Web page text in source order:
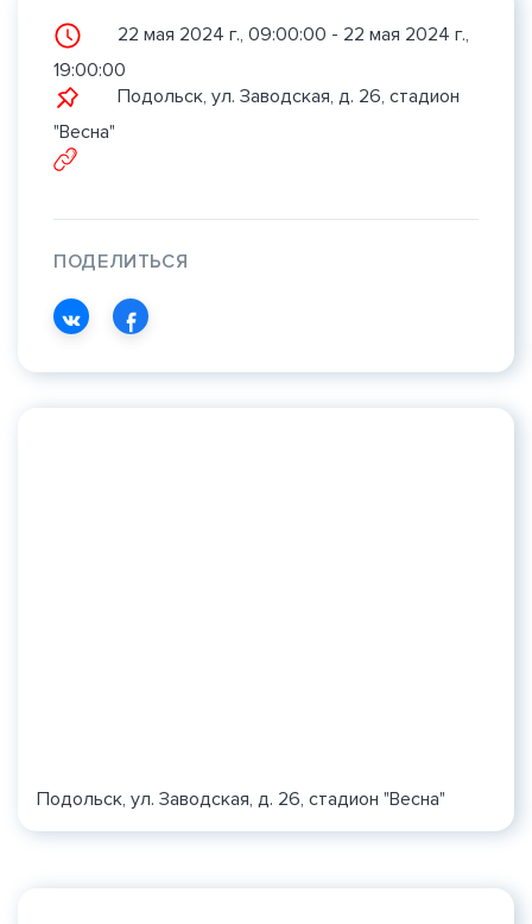
22 мая 2024 г., 09:00:00 - 22 мая 2024 г.,
19:00:00
Подольск, ул. Заводская, д. 26, стадион
"Весна"
ПОДЕЛИТЬСЯ
Подольск, ул. Заводская, д. 26, стадион "Весна"